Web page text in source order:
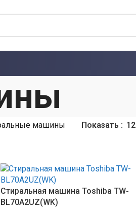
машины Показать 12
Стиральная машина Toshiba TW-
BL70A2UZ(WK)